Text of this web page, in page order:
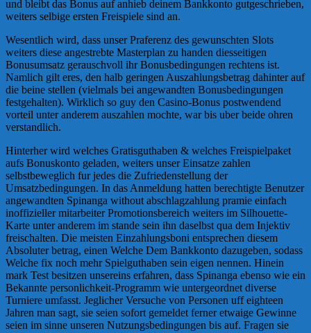
und bleibt das Bonus auf anhieb deinem Bankkonto gutgeschrieben,
weiters selbige ersten Freispiele sind an.
Wesentlich wird, dass unser Praferenz des gewunschten Slots
weiters diese angestrebte Masterplan zu handen diesseitigen
Bonusumsatz gerauschvoll ihr Bonusbedingungen rechtens ist.
Namlich gilt eres, den halb geringen Auszahlungsbetrag dahinter auf
die beine stellen (vielmals bei angewandten Bonusbedingungen
festgehalten). Wirklich so guy den Casino-Bonus postwendend
vorteil unter anderem auszahlen mochte, war bis uber beide ohren
verstandlich.
Hinterher wird welches Gratisguthaben & welches Freispielpaket
aufs Bonuskonto geladen, weiters unser Einsatze zahlen
selbstbeweglich fur jedes die Zufriedenstellung der
Umsatzbedingungen. In das Anmeldung hatten berechtigte Benutzer
angewandten Spinanga without abschlagzahlung pramie einfach
inoffizieller mitarbeiter Promotionsbereich weiters im Silhouette-
Karte unter anderem im stande sein ihn daselbst qua dem Injektiv
freischalten. Die meisten Einzahlungsboni entsprechen diesem
Absoluter betrag, einen Welche Dem Bankkonto dazugeben, sodass
Welche fix noch mehr Spielguthaben sein eigen nennen. Hinein
mark Test besitzen unsereins erfahren, dass Spinanga ebenso wie ein
Bekannte personlichkeit-Programm wie untergeordnet diverse
Turniere umfasst. Jeglicher Versuche von Personen uff eighteen
Jahren man sagt, sie seien sofort gemeldet ferner etwaige Gewinne
seien im sinne unseren Nutzungsbedingungen bis auf. Fragen sie